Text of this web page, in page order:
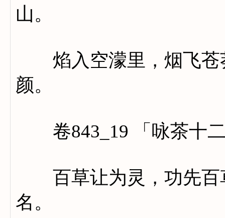
山。
焰入空濛里，烟飞苍
颜。
卷843_19 「咏茶十
百草让为灵，功先百
名。